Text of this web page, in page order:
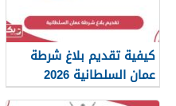
كيفية تقديم بلاغ شرطة
عمان السلطانية 2026